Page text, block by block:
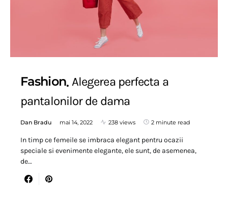
Fashion Alegerea perfecta a
pantalonilor de dama
Dan Bradu mai 14, 2022 238 views 2 minute read
In timp ce femeile se imbraca elegant pentru ocazii
speciale si evenimente elegante, ele sunt, de asemenea,
de…